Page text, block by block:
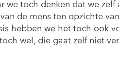
we toch denken dat we zelf
de mens ten opzichte
hebben we het toch ook
wel, die gaat zelf niet